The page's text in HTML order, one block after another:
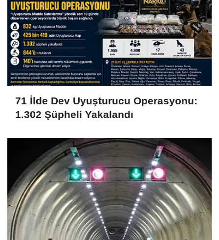
71 İlde Dev Uyuşturucu Operasyonu:
1.302 Şüpheli Yakalandı